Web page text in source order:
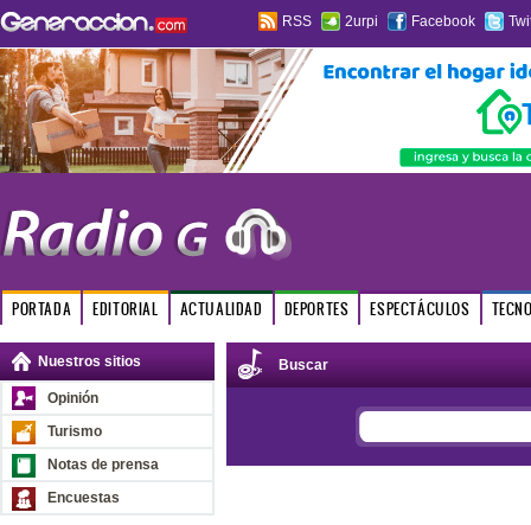
RSS 2urpi Facebook
PORTADA EDITORIAL ACTUALIDAD DEPORTES ESPECTÁCULOS
Nuestros sitios
Opinión
Turismo
Notas de prensa
Encuestas
Buscar